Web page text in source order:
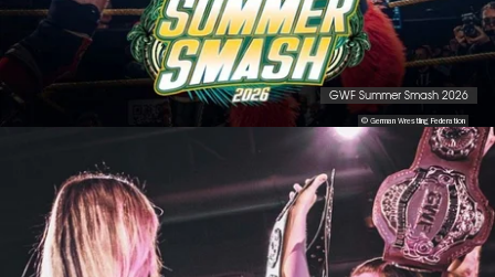
© German Wrestling Federation
GWF Summer Smash 2026